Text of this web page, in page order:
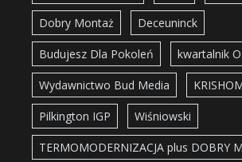
Dobry Montaż Deceuninck
Budujesz Dla Pokoleń kwartalnik
Wydawnictwo Bud Media
Pilkington IGP Wiśniowski
TERMOMODERNIZACJA plus DOBRY